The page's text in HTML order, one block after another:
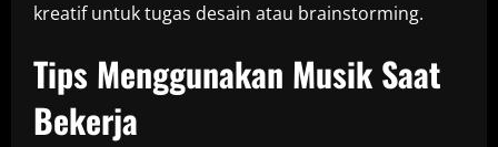
kreatif untuk tugas desain atau brainstorming.
Tips Menggunakan Musik Saat
Bekerja